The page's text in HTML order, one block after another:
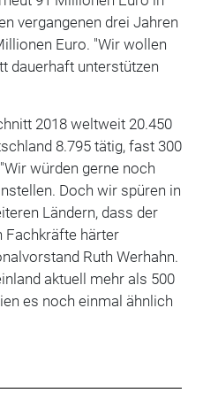
vergangenen drei Jahren
Euro. "Wir wollen
dauerhaft unterstützen
2018 weltweit 20.450
8.795 tätig, fast 300
würden gerne noch
Doch wir spüren in
Ländern, dass der
Fachkräfte härter
Ruth Werhahn.
aktuell mehr als 500
es noch einmal ähnlich